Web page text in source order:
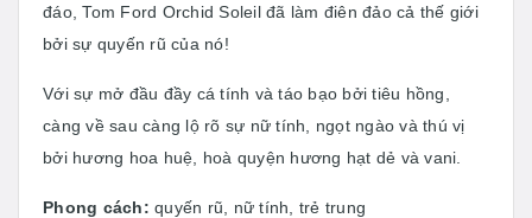
đáo, Tom Ford Orchid Soleil đã làm điên đảo cả thế giới
bởi sự quyến rũ của nó!
Với sự mở đầu đầy cá tính và táo bạo bởi tiêu hồng,
càng về sau càng lộ rõ sự nữ tính, ngọt ngào và thú vị
bởi hương hoa huệ, hoà quyện hương hạt dẻ và vani.
Phong cách: quyến rũ, nữ tính, trẻ trung